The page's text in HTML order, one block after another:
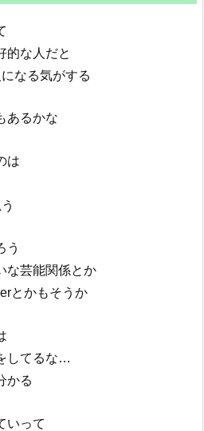
的な人だと
なる気がする
あるかな
は
う
な芸能関係とか
とかもそうか
してるな…
かる
いって